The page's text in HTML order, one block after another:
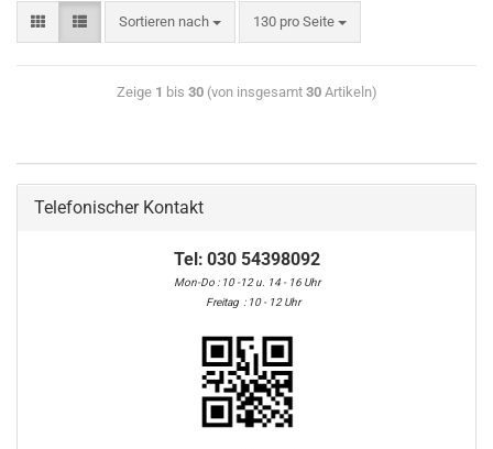
Sortieren nach 130 pro Seite
Zeige 1 bis 30(von insgesamt 30Artikeln)
Telefonischer Kontakt
Tel: 030 54398092
Mon-Do : 10 -12 u. 14 - 16 Uhr
Freitag : 10 - 12 Uhr